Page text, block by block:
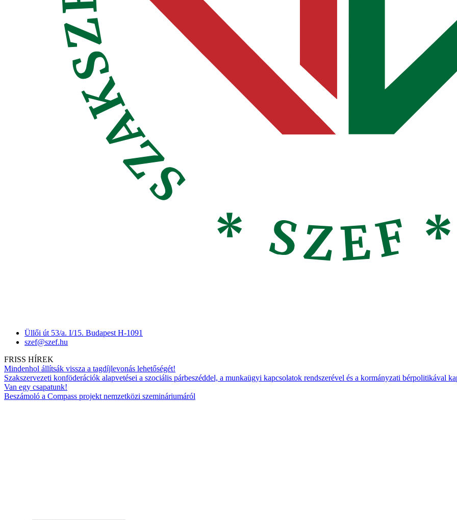
Üllői út 53/a. I/15. Budapest H-1091
szef@szef.hu
FRISS HÍREK
Mindenhol állítsák vissza a tagdíjlevonás lehetőségét!
Szakszervezeti konföderációk alapvetései a szociális párbeszéddel, a munkaügyi kapcsolatok rendszerével és a kormányzati bérpolitikával
Van egy csapatunk!
Beszámoló a Compass projekt nemzetközi szemináriumáról